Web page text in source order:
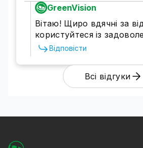
заповніть заявку на сайті.
товару, терміни і спосіб
обговорюються з покупцем
замовлення.
Гарантія від виробника на
місяців.
Повернення і обмін товару
відповідно до Закону України
GreenVision
Вітаю! Щиро вдячні за
користуйтеся із
Відповісти
Всі відгуки